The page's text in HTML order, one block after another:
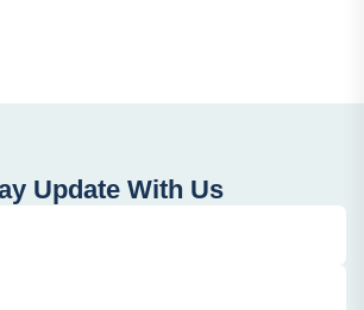
Update With Us